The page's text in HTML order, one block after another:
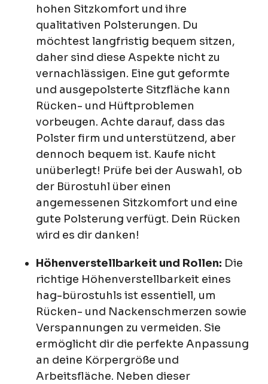
hohen Sitzkomfort und ihre
qualitativen Polsterungen. Du
möchtest langfristig bequem sitzen,
daher sind diese Aspekte nicht zu
vernachlässigen. Eine gut geformte
und ausgepolsterte Sitzfläche kann
Rücken- und Hüftproblemen
vorbeugen. Achte darauf, dass das
Polster firm und unterstützend, aber
dennoch bequem ist. Kaufe nicht
unüberlegt! Prüfe bei der Auswahl, ob
der Bürostuhl über einen
angemessenen Sitzkomfort und eine
gute Polsterung verfügt. Dein Rücken
wird es dir danken!
Höhenverstellbarkeit und Rollen: Die
richtige Höhenverstellbarkeit eines
hag-bürostuhls ist essentiell, um
Rücken- und Nackenschmerzen sowie
Verspannungen zu vermeiden. Sie
ermöglicht dir die perfekte Anpassung
an deine Körpergröße und
Arbeitsfläche. Neben dieser